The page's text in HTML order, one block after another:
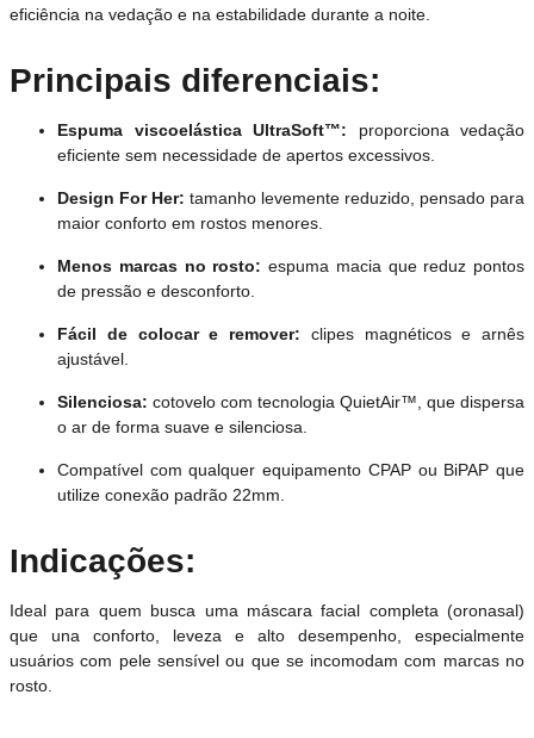
eficiência na vedação e na estabilidade durante a noite.
Principais diferenciais:
Espuma viscoelástica UltraSoft™: proporciona vedação
eficiente sem necessidade de apertos excessivos.
Design For Her: tamanho levemente reduzido, pensado para
maior conforto em rostos menores.
Menos marcas no rosto: espuma macia que reduz pontos
de pressão e desconforto.
Fácil de colocar e remover: clipes magnéticos e arnês
ajustável.
Silenciosa: cotovelo com tecnologia QuietAir™, que dispersa
o ar de forma suave e silenciosa.
Compatível com qualquer equipamento CPAP ou BiPAP que
utilize conexão padrão 22mm.
Indicações:
Ideal para quem busca uma máscara facial completa (oronasal)
que una conforto, leveza e alto desempenho, especialmente
usuários com pele sensível ou que se incomodam com marcas no
rosto.